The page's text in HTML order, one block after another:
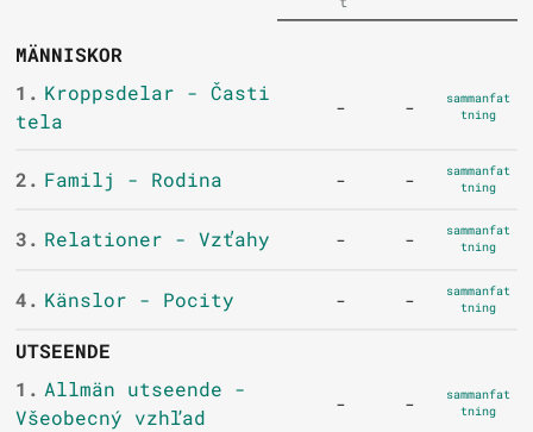
MÄNNISKOR
1. Kroppsdelar - Časti
tela
- -
sammanfat
tning
2. Familj - Rodina - -
sammanfat
tning
3. Relationer - Vzťahy - -
sammanfat
tning
4. Känslor - Pocity - -
sammanfat
tning
UTSEENDE
1. Allmän utseende -
Všeobecný vzhľad
- -
sammanfat
tning